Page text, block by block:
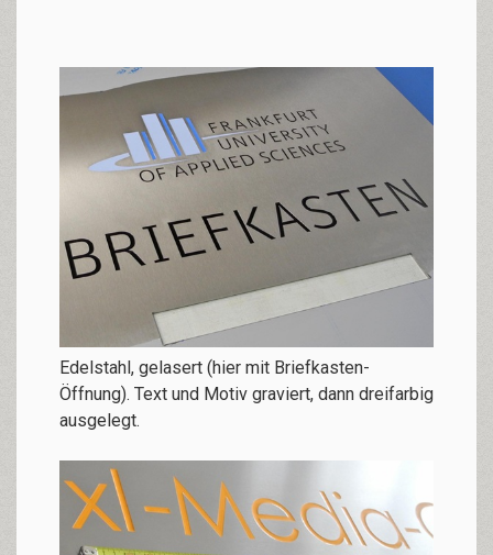
Edelstahl, gelasert (hier mit Briefkasten-
Öffnung). Text und Motiv graviert, dann dreifarbig
ausgelegt.